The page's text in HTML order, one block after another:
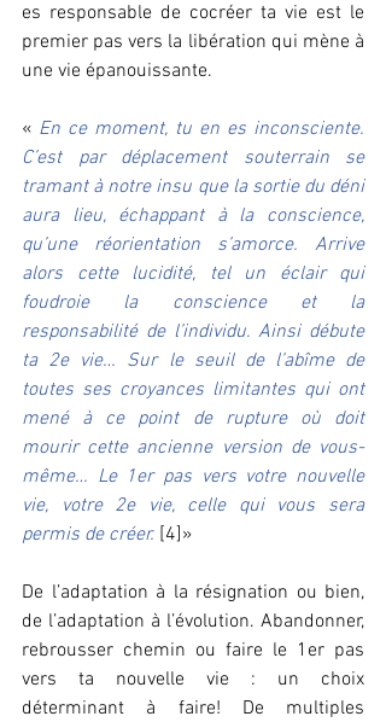
es responsable de cocréer ta vie est le
premier pas vers la libération qui mène à
une vie épanouissante.
« En ce moment, tu en es inconsciente.
C’est par déplacement souterrain se
tramant à notre insu que la sortie du déni
aura lieu, échappant à la conscience,
qu’une réorientation s’amorce. Arrive
alors cette lucidité, tel un éclair qui
foudroie la conscience et la
responsabilité de l’individu. Ainsi débute
ta 2e vie… Sur le seuil de l’abîme de
toutes ses croyances limitantes qui ont
mené à ce point de rupture où doit
mourir cette ancienne version de vous-
même… Le 1er pas vers votre nouvelle
vie, votre 2e vie, celle qui vous sera
permis de créer. [4]»
De l’adaptation à la résignation ou bien,
de l’adaptation à l’évolution. Abandonner,
rebrousser chemin ou faire le 1er pas
vers ta nouvelle vie : un choix
déterminant à faire! De multiples